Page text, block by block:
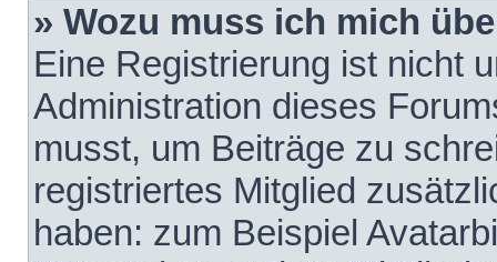
» Wozu muss ich mich
Eine Registrierung ist nicht
Administration dieses
musst, um Beiträge zu
registriertes Mitglied
haben: zum Beispiel